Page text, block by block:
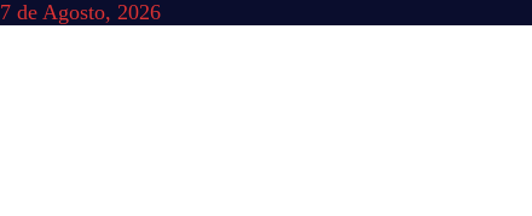
Skip
7 de Agosto, 2026